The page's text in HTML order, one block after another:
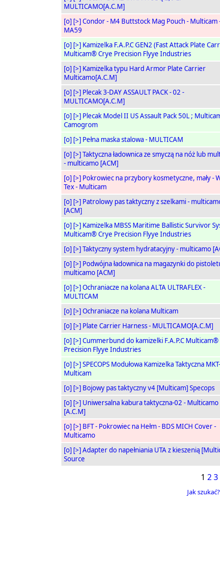
MULTICAMO[A.C.M]
[o] [>]Condor - M4 Buttstock Mag Pouch - Multicam
MA59
[o] [>] Kamizelka F.A.P.C GEN2 (Fast Attack Plate
Multicam® Crye Precision Flyye Industries
[o] [>] Kamizelka typu Hard Armor Plate Carrier
Multicamo[A.C.M]
[o] [>] Plecak 3-DAY ASSAULT PACK - 02 -
MULTICAMO[A.C.M]
[o] [>] Plecak Model II US Assault Pack 50L ;
Camogrom
[o] [>] Pełna maska stalowa - MULTICAM
[o] [>]Taktyczna ładownica ze smyczą na nóż lub
- multicamo [ACM]
[o] [>] Pokrowiec na przybory kosmetyczne, mały -
Tex - Multicam
[o] [>] Patrolowy pas taktyczny z szelkami -
[ACM]
[o] [>] Kamizelka MBSS Maritime Ballistic Survivor
Multicam® Crye Precision Flyye Industries
[o] [>]Taktyczny system hydratacyjny - multicamo
[o] [>] Podwójna ładownica na magazynki do
multicamo [ACM]
[o] [>]Ochraniacze na kolana ALTA ULTRAFLEX -
MULTICAM
[o] [>]Ochraniacze na kolana Multicam
[o] [>] Plate Carrier Harness - MULTICAMO[A.C.M]
[o] [>]Cummerbund do kamizelki F.A.P.C Multicam®
Precision Flyye Industries
[o] [>]SPECOPS Modułowa Kamizelka Taktyczna
Multicam
[o] [>] Bojowy pas taktyczny v4 [Multicam] Specops
[o] [>] Uniwersalna kabura taktyczna-02 - Multicamo
[A.C.M]
[o] [>] BFT - Pokrowiec na Hełm - BDS MICH Cover -
Multicamo
[o] [>]Adapter do napełniania UTA z kieszenią
Source
1 2 3
Jak szukać?